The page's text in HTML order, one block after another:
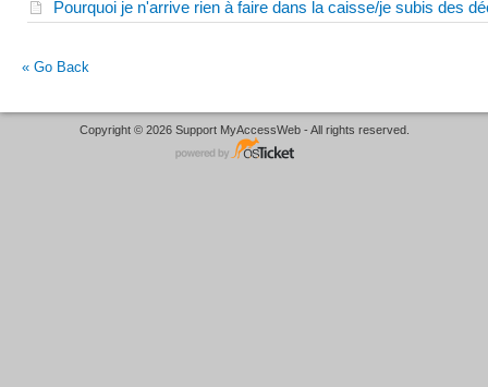
Pourquoi je n'arrive rien à faire dans la caisse/je subis des
« Go Back
Copyright © 2026 Support MyAccessWeb - All rights reserved.